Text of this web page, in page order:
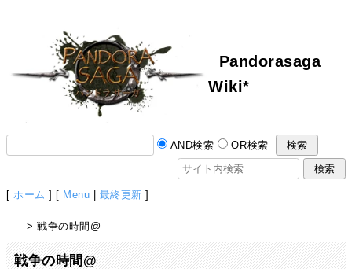
Pandorasaga
Wiki*
AND検索 OR検索
[ ホーム ] [ Menu | 最終更新 ]
> 戦争の時間@
戦争の時間@